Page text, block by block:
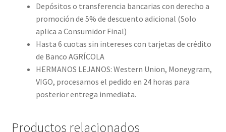
Depósitos o transferencia bancarias con derecho a
promoción de 5% de descuento adicional (Solo
aplica a Consumidor Final)
Hasta 6 cuotas sin intereses con tarjetas de crédito
de Banco AGRÍCOLA
HERMANOS LEJANOS: Western Union, Moneygram,
VIGO, procesamos el pedido en 24 horas para
posterior entrega inmediata.
Productos relacionados